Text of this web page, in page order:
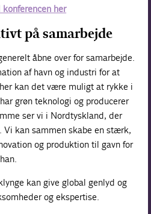
her
på samarbejde
åbne over for samarbejde.
af havn og industri for at
kan det være muligt at rykke i
grøn teknologi og producerer
ser vi i Nordtyskland, der
Vi kan sammen skabe en stærk,
og produktion til gavn for
kan give global genlyd og
og ekspertise.